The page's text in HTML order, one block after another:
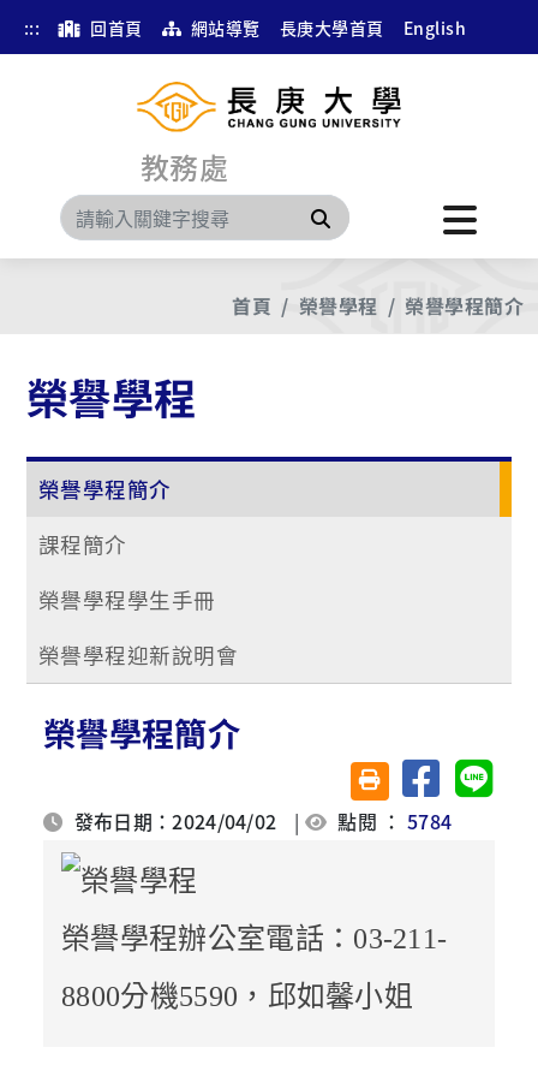
::: 回首頁 網站導覽 長庚大學首頁 English
教務處
搜尋
首頁 榮譽學程 榮譽學程簡介
榮譽學程
榮譽學程簡介
課程簡介
榮譽學程學生手冊
榮譽學程迎新說明會
榮譽學程簡介
友善列印(另開視窗)
分享至臉書分享
發布日期：2024/04/02 | 點閱 ：5784
榮譽學程辦公室電話：03-211-
8800分機5590，邱如馨小姐